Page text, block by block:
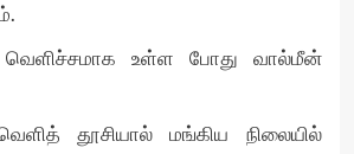
உள்ள போது வால்மீன்
தூசியால் மங்கிய நிலையில்